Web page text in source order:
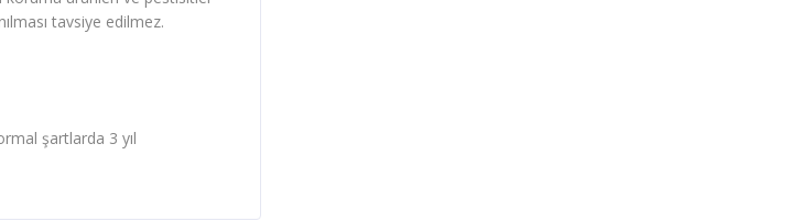
tavsiye edilmez.
şartlarda 3 yıl